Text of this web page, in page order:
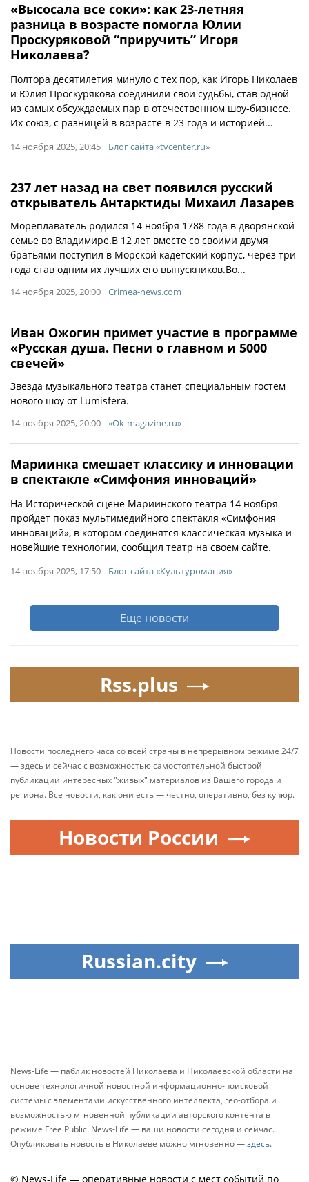
«Высосала все соки»: как 23-летняя
разница в возрасте помогла Юлии
Проскуряковой “приручить” Игоря
Николаева?
Полтора десятилетия минуло с тех пор, как Игорь Николаев
и Юлия Проскурякова соединили свои судьбы, став одной
из самых обсуждаемых пар в отечественном шоу-бизнесе.
Их союз, с разницей в возрасте в 23 года и историей...
14 ноября 2025, 20:45 Блог сайта «tvcenter.ru»
237 лет назад на свет появился русский
открыватель Антарктиды Михаил Лазарев
Мореплаватель родился 14 ноября 1788 года в дворянской
семье во Владимире.В 12 лет вместе со своими двумя
братьями поступил в Морской кадетский корпус, через три
года став одним их лучших его выпускников.Во...
14 ноября 2025, 20:00 Crimea-news.com
Иван Ожогин примет участие в программе
«Русская душа. Песни о главном и 5000
свечей»
Звезда музыкального театра станет специальным гостем
нового шоу от Lumisfera.
14 ноября 2025, 20:00 «Ok-magazine.ru»
Мариинка смешает классику и инновации
в спектакле «Симфония инноваций»
На Исторической сцене Мариинского театра 14 ноября
пройдет показ мультимедийного спектакля «Симфония
инноваций», в котором соединятся классическая музыка и
новейшие технологии, сообщил театр на своем сайте.
14 ноября 2025, 17:50 Блог сайта «Культуромания»
Еще новости
Rss.plus
Новости последнего часа со всей страны в непрерывном режиме 24/7
— здесь и сейчас с возможностью самостоятельной быстрой
публикации интересных "живых" материалов из Вашего города и
региона. Все новости, как они есть — честно, оперативно, без купюр.
Новости России
Russian.city
News-Life — паблик новостей Николаева и Николаевской области на
основе технологичной новостной информационно-поисковой
системы с элементами искусственного интеллекта, гео-отбора и
возможностью мгновенной публикации авторского контента в
режиме Free Public. News-Life — ваши новости сегодня и сейчас.
Опубликовать новость в Николаеве можно мгновенно —здесь.
© News-Life — оперативные новости с мест событий по